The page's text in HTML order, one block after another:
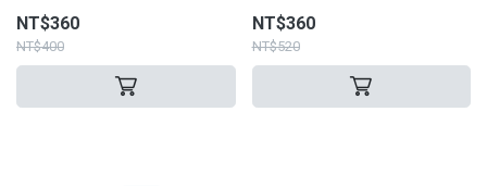
NT$360
NT$400
NT$360
NT$520